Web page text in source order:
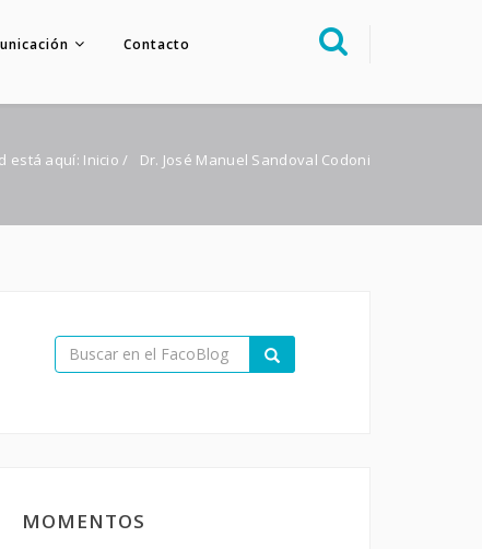
Contacto
Foro FacoElche
está aquí: Inicio / Dr. José Manuel Sandoval Codoni
MOMENTOS